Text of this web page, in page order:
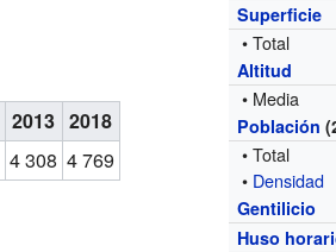
Superficie
• Total
Altitud
• Media
Población
• Total
• Densidad
Gentilicio
Huso
2013 2018
4 308 4 769